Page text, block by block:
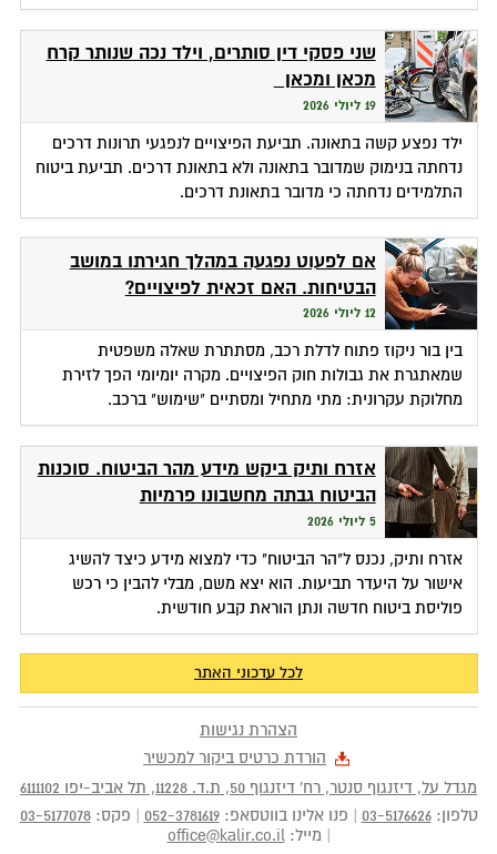
שני פסקי דין סותרים, וילד נכה שנותר קרח
מכאן ומכאן
19 ליולי 2026
ילד נפצע קשה בתאונה. תביעת הפיצויים לנפגעי תרונות דרכים
נדחתה בנימוק שמדובר בתאונה ולא בתאונת דרכים. תביעת ביטוח
התלמידים נדחתה כי מדובר בתאונת דרכים.
אם לפעוט נפגעה במהלך חגירתו במושב
הבטיחות. האם זכאית לפיצויים?
12 ליולי 2026
בין בור ניקוז פתוח לדלת רכב, מסתתרת שאלה משפטית
שמאתגרת את גבולות חוק הפיצויים. מקרה יומיומי הפך לזירת
מחלוקת עקרונית: מתי מתחיל ומסתיים "שימוש" ברכב.
אזרח ותיק ביקש מידע מהר הביטוח. סוכנות
הביטוח גבתה מחשבונו פרמיות
5 ליולי 2026
אזרח ותיק, נכנס ל"הר הביטוח" כדי למצוא מידע כיצד להשיג
אישור על היעדר תביעות. הוא יצא משם, מבלי להבין כי רכש
פוליסת ביטוח חדשה ונתן הוראת קבע חודשית.
לכל עדכוני האתר
הצהרת נגישות
הורדת כרטיס ביקור למכשיר
מגדל על, דיזנגוף סנטר, רח' דיזנגוף 50
, ת.ד. 11228
, תל אביב-יפו 6111102
טלפון:03-5176626 פנו אלינו בווטסאפ:052-3781619 פקס:03-5177078
מייל:office@kalir.co.il